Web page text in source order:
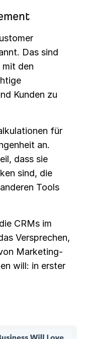
Das sind
mit den
Kunden zu
für
an.
dass sie
sind, die
Tools
CRMs im
Versprechen,
Marketing-
will: in erster